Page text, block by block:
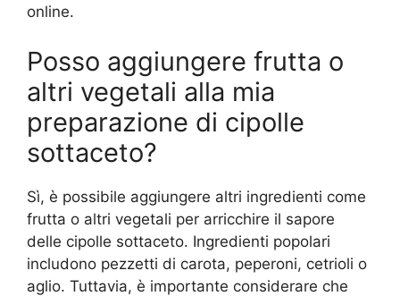
online.
Posso aggiungere frutta o
altri vegetali alla mia
preparazione di cipolle
sottaceto?
Sì, è possibile aggiungere altri ingredienti come
frutta o altri vegetali per arricchire il sapore
delle cipolle sottaceto. Ingredienti popolari
includono pezzetti di carota, peperoni, cetrioli o
aglio. Tuttavia, è importante considerare che